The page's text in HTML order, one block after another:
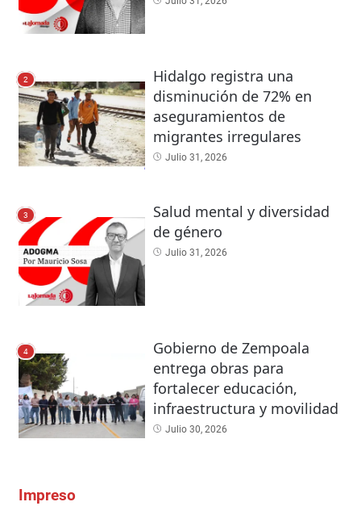
2
Hidalgo registra una
disminución de 72% en
aseguramientos de
migrantes irregulares
Julio 31, 2026
3
Salud mental y diversidad
de género
Julio 31, 2026
4
Gobierno de Zempoala
entrega obras para
fortalecer educación,
infraestructura y movilidad
Julio 30, 2026
Impreso